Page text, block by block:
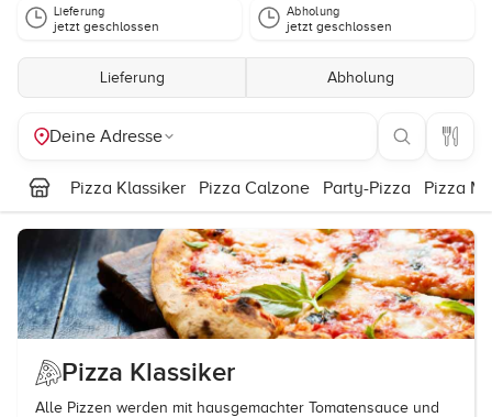
Lieferung
jetzt geschlossen
Abholung
jetzt geschlossen
Lieferung Abholung
Deine Adresse
Pizza Klassiker Pizza Calzone Party-Pizza Pizza
Pizza Klassiker
Alle Pizzen werden mit hausgemachter Tomatensauce und